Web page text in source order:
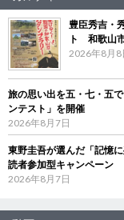
豊臣秀吉・
ト 和歌山
2026年8月8
旅の思い出を五・七・五
ンテスト」を開催
2026年8月7日
東野圭吾が選んだ「記憶
読者参加型キャンペーン
2026年8月7日